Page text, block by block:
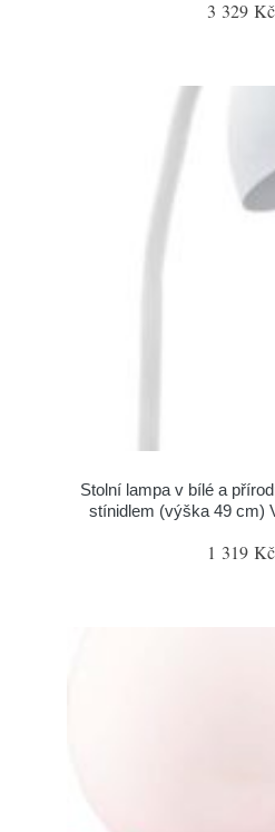
3 329 Kč
Stolní lampa v bílé a
stínidlem (výška 49 cm)
1 319 Kč